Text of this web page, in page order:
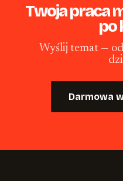
Twoja praca
po
Wyślij temat —
Darmowa